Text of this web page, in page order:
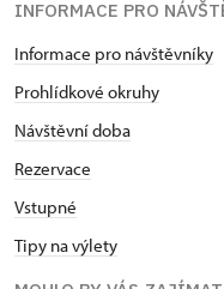
INFORMACE PRO
Informace pro návštěvníky
Prohlídkové okruhy
Návštěvní doba
Rezervace
Vstupné
Tipy na výlety